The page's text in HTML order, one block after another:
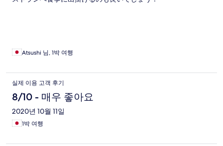
Atsushi 님, 1박 여행
실제 이용 고객 후기
8/10 - 매우 좋아요
2020년 10월 11일
1박 여행